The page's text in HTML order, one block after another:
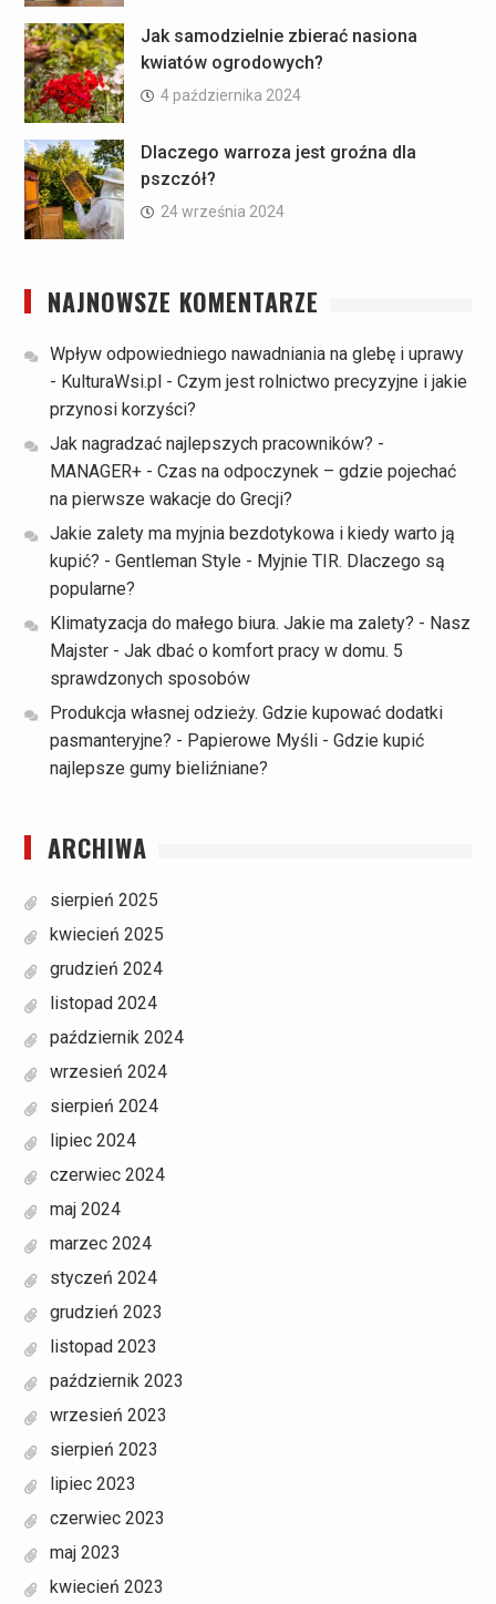
Jak samodzielnie zbierać nasiona
kwiatów ogrodowych?
4 października 2024
Dlaczego warroza jest groźna dla
pszczół?
24 września 2024
NAJNOWSZE KOMENTARZE
Wpływ odpowiedniego nawadniania na glebę i uprawy
- KulturaWsi.pl - Czym jest rolnictwo precyzyjne i jakie
przynosi korzyści?
Jak nagradzać najlepszych pracowników? -
MANAGER+- Czas na odpoczynek – gdzie pojechać
na pierwsze wakacje do Grecji?
Jakie zalety ma myjnia bezdotykowa i kiedy warto ją
kupić? - Gentleman Style - Myjnie TIR. Dlaczego są
popularne?
Klimatyzacja do małego biura. Jakie ma zalety? - Nasz
Majster- Jak dbać o komfort pracy w domu. 5
sprawdzonych sposobów
Produkcja własnej odzieży. Gdzie kupować dodatki
pasmanteryjne? - Papierowe Myśli- Gdzie kupić
najlepsze gumy bieliźniane?
ARCHIWA
sierpień 2025
kwiecień 2025
grudzień 2024
listopad 2024
październik 2024
wrzesień 2024
sierpień 2024
lipiec 2024
czerwiec 2024
maj 2024
marzec 2024
styczeń 2024
grudzień 2023
listopad 2023
październik 2023
wrzesień 2023
sierpień 2023
lipiec 2023
czerwiec 2023
maj 2023
kwiecień 2023